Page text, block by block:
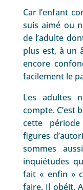
Car l’enfant
suis aimé ou
de l’adulte
plus est, à un
encore
facilement le
Les adultes
compte. C’est
cette
figures
sommes
inquiétudes
fait « enfin »
faire. Il obéit.